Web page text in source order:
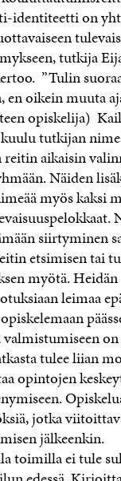
identiteetti on
tutkija
”Tulin
en oikein muuta
opiskelija)
tutkijan
reitin aikaisin
Näiden
myös kaksi
siirtyminen
etsimisen tai
myötä. Heidän
leimaa
tulee liian
opintojen
jotka
jälkeenkin.
toimilla ei tule